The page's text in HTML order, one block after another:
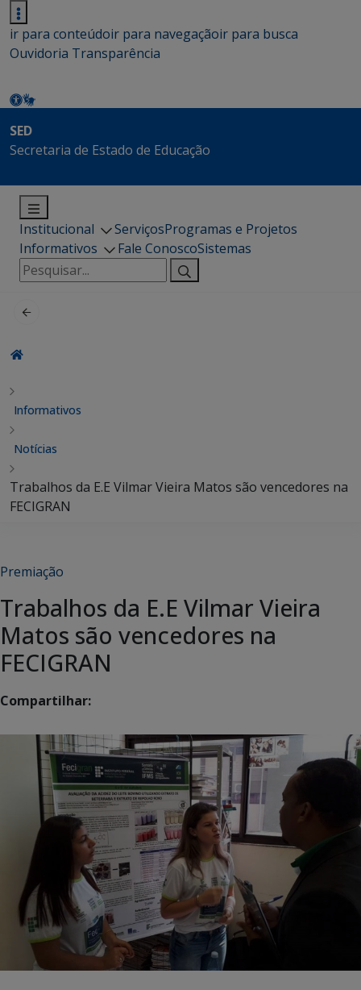
ir para conteúdoir para navegaçãoir para busca
Ouvidoria Transparência
SED
Secretaria de Estado de Educação
Institucional ServiçosProgramas e Projetos
Informativos
Fale ConoscoSistemas
Pesquisar
por:
Informativos
Notícias
Trabalhos da E.E Vilmar Vieira Matos são vencedores na
FECIGRAN
Premiação
Trabalhos da E.E Vilmar Vieira
Matos são vencedores na
FECIGRAN
Compartilhar: